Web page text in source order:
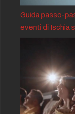
Guida passo-
eventi di Ischia